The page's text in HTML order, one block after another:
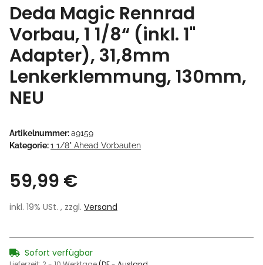
Deda Magic Rennrad
Vorbau, 1 1/8“ (inkl. 1"
Adapter), 31,8mm
Lenkerklemmung, 130mm,
NEU
Artikelnummer:a9159
Kategorie:1 1/8" Ahead Vorbauten
59,99 €
inkl. 19% USt. , zzgl. Versand
Sofort verfügbar